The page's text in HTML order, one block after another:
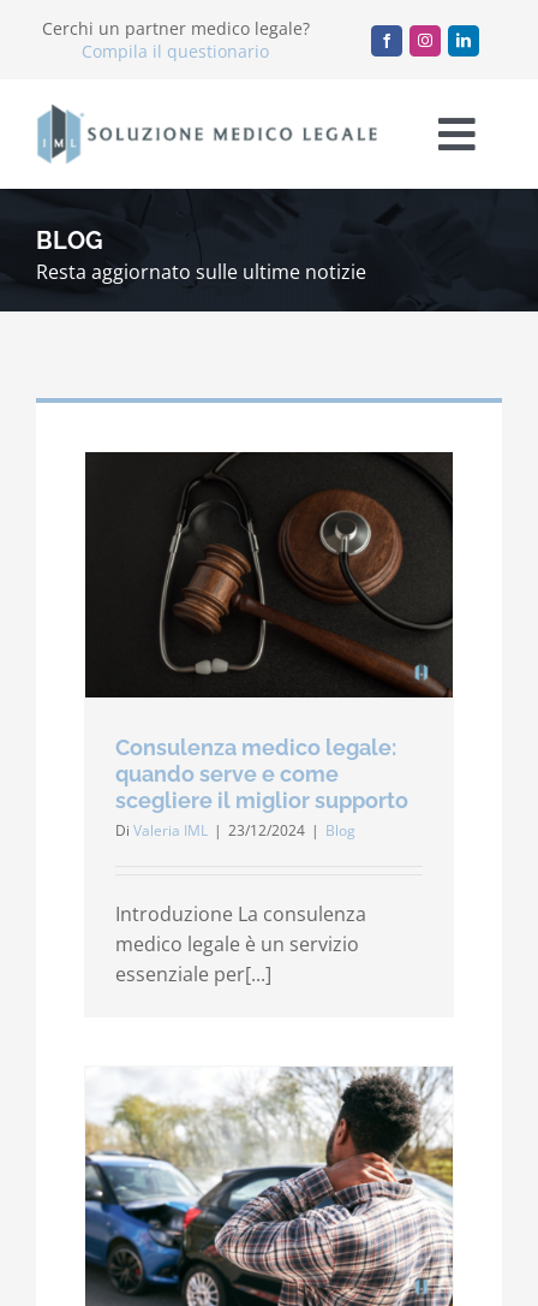
Cerchi un partner medico legale?
Compila il questionario
Chi Siamo
Lavora con noi
Contatti
Carrello
BLOG
Resta aggiornato sulle ultime notizie
Consulenza medico legale:
quando serve e come
scegliere il miglior supporto
Di Valeria IML | 23/12/2024 | Blog
Introduzione La consulenza
medico legale è un servizio
essenziale per[...]